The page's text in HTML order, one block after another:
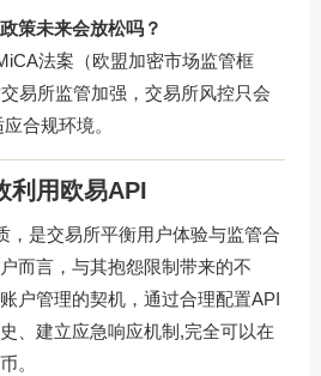
策未来会放松吗？
法案（欧盟加密市场监管框
易所监管加强，交易所风控只会
合规环境。
利用欧易API
，是交易所平衡用户体验与监管合
而言，与其抱怨限制带来的不
户管理的契机，通过合理配置API
、建立应急响应机制,完全可以在
。